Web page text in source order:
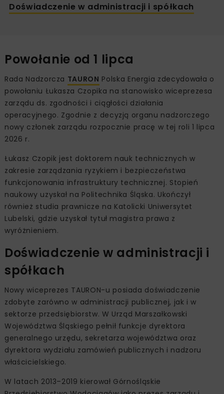
Doświadczenie w administracji i spółkach
Powołanie od 1 lipca
Rada Nadzorcza TAURON Polska Energia zdecydowała o
powołaniu Łukasza Czopika na stanowisko wiceprezesa
zarządu ds. zgodności i ciągłości działania
operacyjnego. Zgodnie z decyzją organu nadzorczego
nowy członek zarządu rozpocznie pracę w tej roli 1 lipca
2026 r.
Łukasz Czopik jest doktorem nauk technicznych w
zakresie zarządzania ryzykiem i bezpieczeństwa
funkcjonowania infrastruktury technicznej. Stopień
naukowy uzyskał na Politechnika Śląska. Ukończył
również studia prawnicze na Katolicki Uniwersytet
Lubelski, gdzie uzyskał tytuł magistra prawa z
wyróżnieniem.
Doświadczenie w administracji i
spółkach
Nowy wiceprezes TAURON-u posiada doświadczenie
zdobyte zarówno w administracji publicznej, jak i w
sektorze przedsiębiorstw. W Urząd Marszałkowski
Województwa Śląskiego pełnił funkcje dyrektora
generalnego urzędu, sekretarza województwa oraz
dyrektora wydziału zamówień publicznych i nadzoru
właścicielskiego.
W latach 2013–2019 kierował Górnośląskie